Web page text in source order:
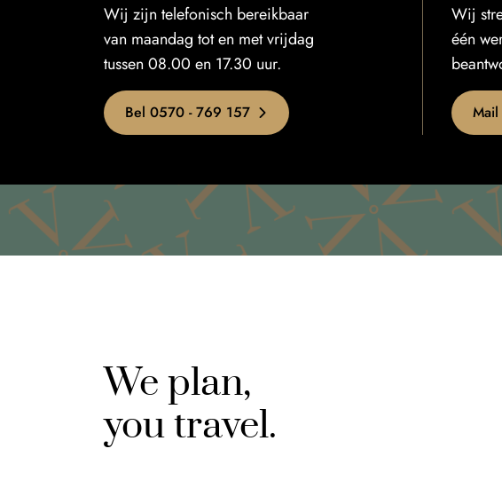
Wij zijn telefonisch bereikbaar
van maandag tot en met vrijdag
tussen 08.00 en 17.30 uur.
Bel 0570 - 769 157
Wij
één
We plan,
you travel.